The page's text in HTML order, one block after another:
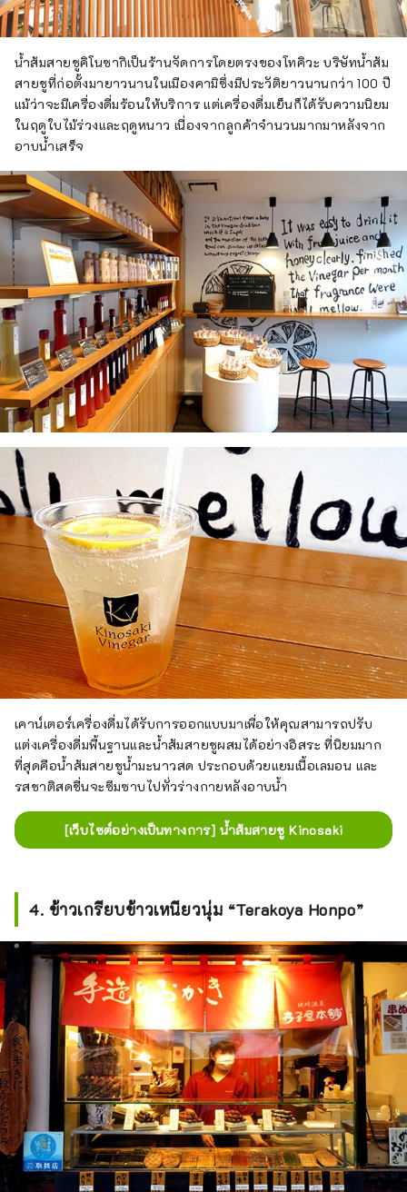
น้ำส้มสายชูคิโนซากิเป็นร้านจัดการโดยตรงของโทคิวะ บริษัทน้ำส้ม
สายชูที่ก่อตั้งมายาวนานในเมืองคามิซึ่งมีประวัติยาวนานกว่า 100 ปี
แม้ว่าจะมีเครื่องดื่มร้อนให้บริการ แต่เครื่องดื่มเย็นก็ได้รับความนิยม
ในฤดูใบไม้ร่วงและฤดูหนาว เนื่องจากลูกค้าจำนวนมากมาหลังจาก
อาบน้ำเสร็จ
เคาน์เตอร์เครื่องดื่มได้รับการออกแบบมาเพื่อให้คุณสามารถปรับ
แต่งเครื่องดื่มพื้นฐานและน้ำส้มสายชูผสมได้อย่างอิสระ ที่นิยมมาก
ที่สุดคือน้ำส้มสายชูน้ำมะนาวสด ประกอบด้วยแยมเนื้อเลมอน และ
รสชาติสดชื่นจะซึมซาบไปทั่วร่างกายหลังอาบน้ำ
[เว็บไซต์อย่างเป็นทางการ] น้ำส้มสายชู Kinosaki
4. ข้าวเกรียบข้าวเหนียวนุ่ม “Terakoya Honpo”